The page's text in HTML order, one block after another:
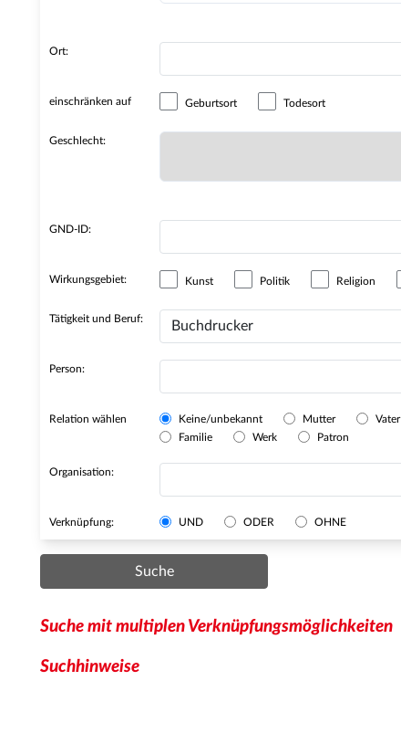
Ort:
einschränken auf Geburtsort Todesort
Geschlecht:
GND-ID:
Wirkungsgebiet: Kunst Politik Religion
Tätigkeit und Beruf:
Person:
Relation wählen Keine/unbekannt Mutter Vater
Familie
Werk Patron
Organisation:
Verknüpfung: UND ODER OHNE
Suche
Suche mit multiplen Verknüpfungsmöglichkeiten
Suchhinweise